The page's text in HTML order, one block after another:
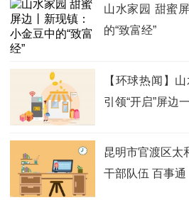
山水家园 甜蜜
的“致富经”
【环球热闻】
引领“开启”屏边
昆明市官渡区太
干部队伍 百事通